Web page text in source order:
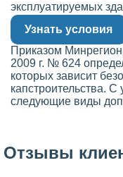
эксплуатируемых
Узнать условия
Приказом
2009 г. № 624
которых зависит
капстроительства.
следующие виды
Отзывы